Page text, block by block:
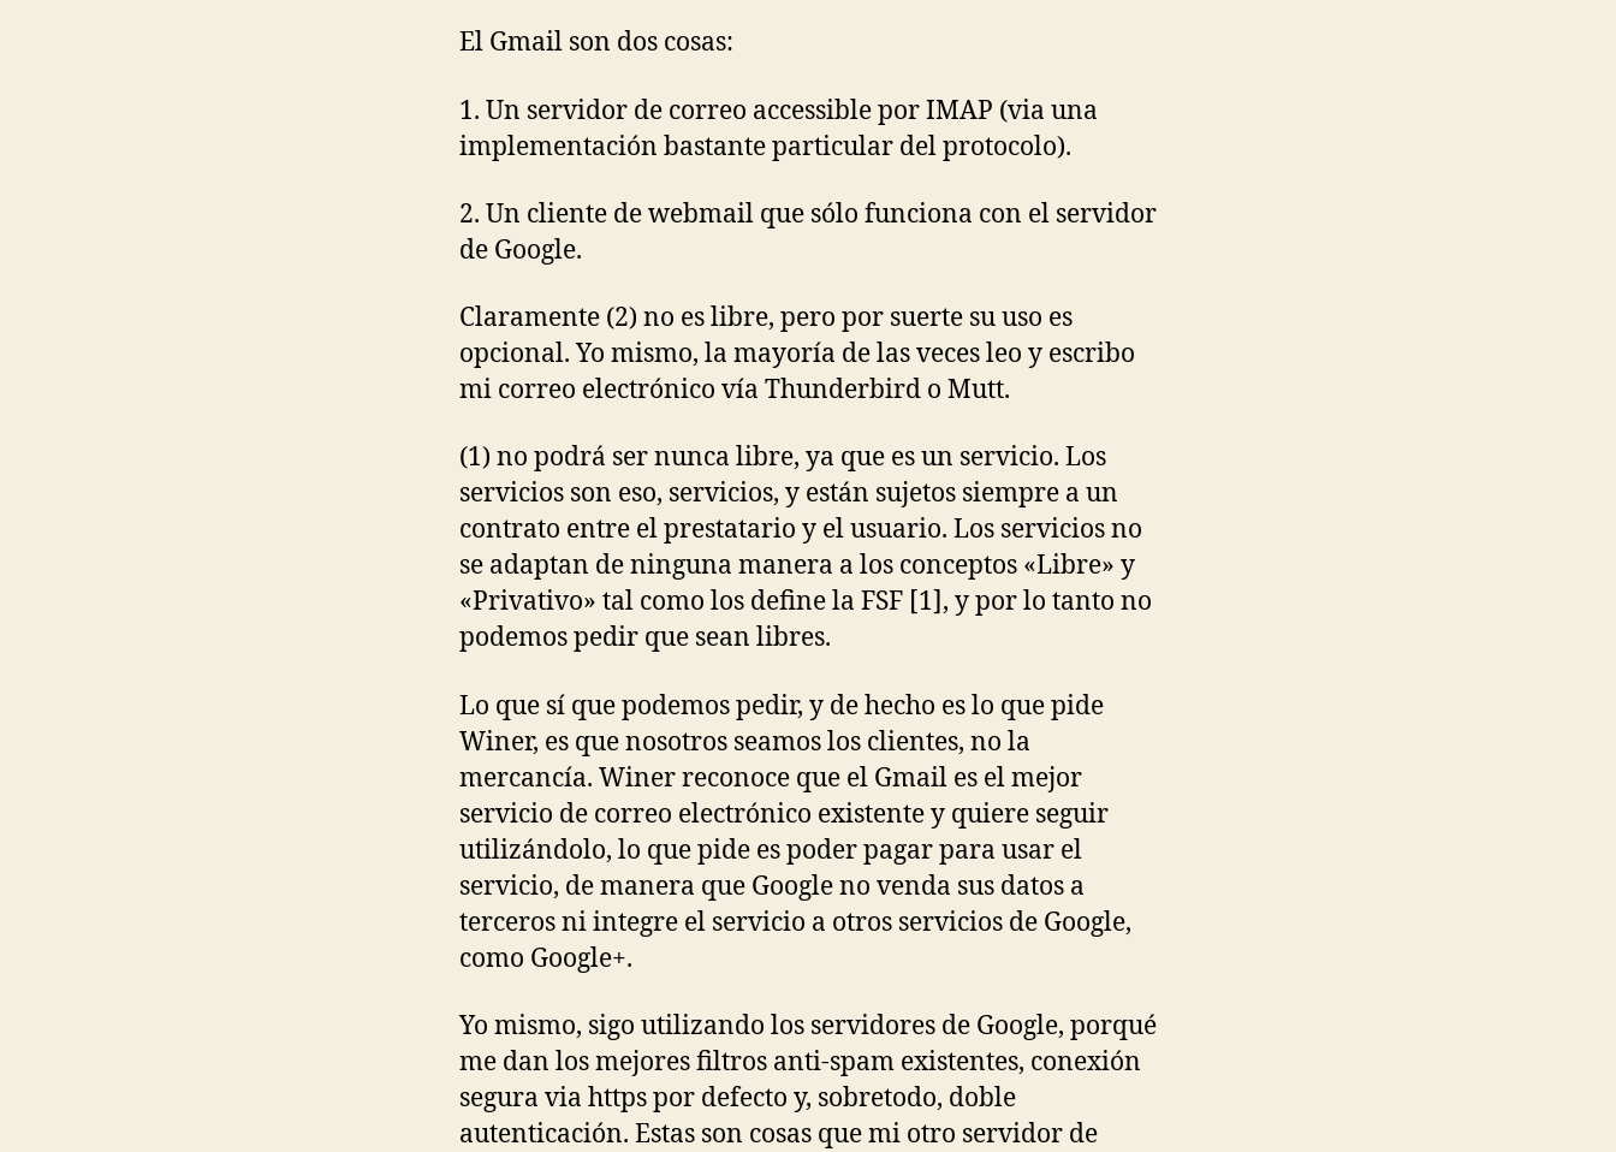
El Gmail son dos cosas:
1. Un servidor de correo accessible por IMAP (via una
implementación bastante particular del protocolo).
2. Un cliente de webmail que sólo funciona con el servidor
de Google.
Claramente (2) no es libre, pero por suerte su uso es
opcional. Yo mismo, la mayoría de las veces leo y escribo
mi correo electrónico vía Thunderbird o Mutt.
(1) no podrá ser nunca libre, ya que es un servicio. Los
servicios son eso, servicios, y están sujetos siempre a un
contrato entre el prestatario y el usuario. Los servicios no
se adaptan de ninguna manera a los conceptos «Libre» y
«Privativo» tal como los define la FSF [1], y por lo tanto no
podemos pedir que sean libres.
Lo que sí que podemos pedir, y de hecho es lo que pide
Winer, es que nosotros seamos los clientes, no la
mercancía. Winer reconoce que el Gmail es el mejor
servicio de correo electrónico existente y quiere seguir
utilizándolo, lo que pide es poder pagar para usar el
servicio, de manera que Google no venda sus datos a
terceros ni integre el servicio a otros servicios de Google,
como Google+.
Yo mismo, sigo utilizando los servidores de Google, porqué
me dan los mejores filtros anti-spam existentes, conexión
segura via https por defecto y, sobretodo, doble
autenticación. Estas son cosas que mi otro servidor de